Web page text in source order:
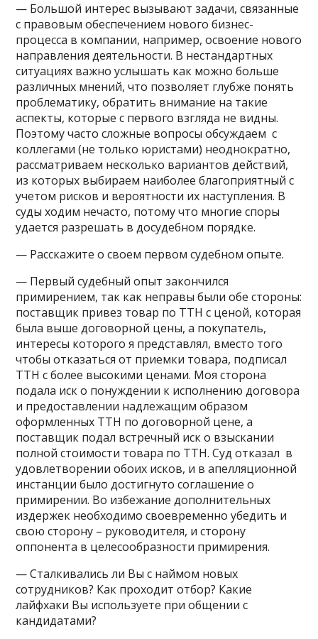
— Большой интерес вызывают задачи, связанные
с правовым обеспечением нового бизнес-
процесса в компании, например, освоение нового
направления деятельности. В нестандартных
ситуациях важно услышать как можно больше
различных мнений, что позволяет глубже понять
проблематику, обратить внимание на такие
аспекты, которые с первого взгляда не видны.
Поэтому часто сложные вопросы обсуждаем с
коллегами (не только юристами) неоднократно,
рассматриваем несколько вариантов действий,
из которых выбираем наиболее благоприятный с
учетом рисков и вероятности их наступления. В
суды ходим нечасто, потому что многие споры
удается разрешать в досудебном порядке.
— Расскажите о своем первом судебном опыте.
— Первый судебный опыт закончился
примирением, так как неправы были обе стороны:
поставщик привез товар по ТТН с ценой, которая
была выше договорной цены, а покупатель,
интересы которого я представлял, вместо того
чтобы отказаться от приемки товара, подписал
ТТН с более высокими ценами. Моя сторона
подала иск о понуждении к исполнению договора
и предоставлении надлежащим образом
оформленных ТТН по договорной цене, а
поставщик подал встречный иск о взыскании
полной стоимости товара по ТТН. Суд отказал в
удовлетворении обоих исков, и в апелляционной
инстанции было достигнуто соглашение о
примирении. Во избежание дополнительных
издержек необходимо своевременно убедить и
свою сторону – руководителя, и сторону
оппонента в целесообразности примирения.
— Сталкивались ли Вы с наймом новых
сотрудников? Как проходит отбор? Какие
лайфхаки Вы используете при общении с
кандидатами?